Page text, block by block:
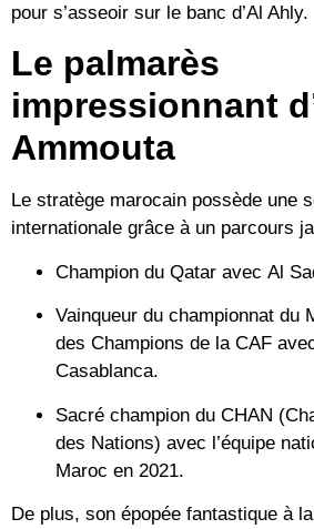
pour s’asseoir sur le banc d’Al Ahly.
Le palmarès
impressionnant
Ammouta
Le stratège marocain possède une
internationale grâce à un parcours
Champion du Qatar avec Al
Vainqueur du championnat du
des Champions de la CAF
Casablanca.
Sacré champion du CHAN
des Nations) avec l’équipe
Maroc en 2021.
De plus, son épopée fantastique à